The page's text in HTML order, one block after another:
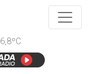
6,8ºC